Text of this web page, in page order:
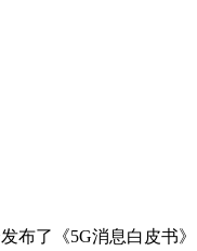
布了《5G消息白皮书